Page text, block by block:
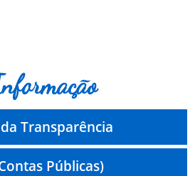
Transparência
Públicas)